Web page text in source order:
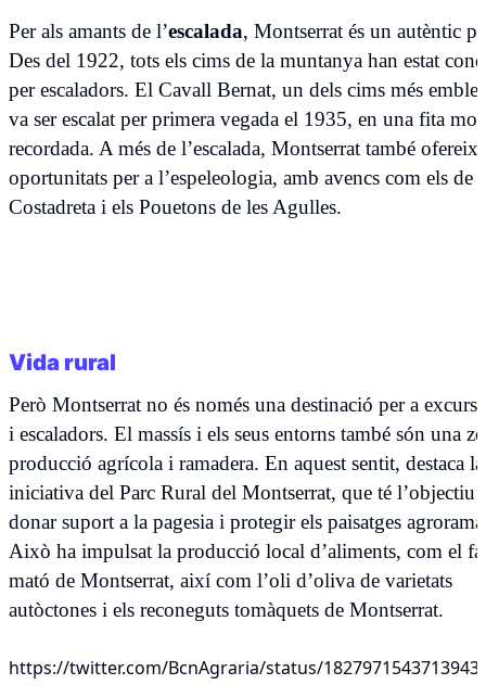
Per als amants de l’escalada, Montserrat és un autèntic
Des del 1922, tots els cims de la muntanya han estat
per escaladors. El Cavall Bernat, un dels cims més
va ser escalat per primera vegada el 1935, en una fita
recordada. A més de l’escalada, Montserrat també ofereix
oportunitats per a l’espeleologia, amb avencs com els de
Costadreta i els Pouetons de les Agulles.
Vida rural
Però Montserrat no és només una destinació per a
i escaladors. El massís i els seus entorns també són una
producció agrícola i ramadera. En aquest sentit, destaca la
iniciativa del Parc Rural del Montserrat, que té l’objectiu
donar suport a la pagesia i protegir els paisatges
Això ha impulsat la producció local d’aliments, com el
mató de Montserrat, així com l’oli d’oliva de varietats
autòctones i els reconeguts tomàquets de Montserrat.
https://twitter.com/BcnAgraria/status/